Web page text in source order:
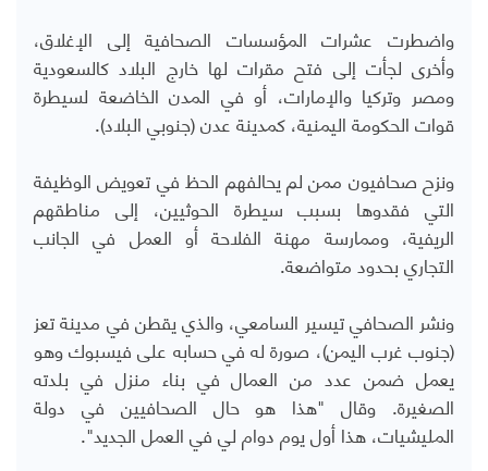
واضطرت عشرات المؤسسات الصحافية إلى الإغلاق،
وأخرى لجأت إلى فتح مقرات لها خارج البلاد كالسعودية
ومصر وتركيا والإمارات، أو في المدن الخاضعة لسيطرة
قوات الحكومة اليمنية، كمدينة عدن (جنوبي البلاد).
ونزح صحافيون ممن لم يحالفهم الحظ في تعويض الوظيفة
التي فقدوها بسبب سيطرة الحوثيين، إلى مناطقهم
الريفية، وممارسة مهنة الفلاحة أو العمل في الجانب
التجاري بحدود متواضعة.
ونشر الصحافي تيسير السامعي، والذي يقطن في مدينة تعز
(جنوب غرب اليمن)، صورة له في حسابه على فيسبوك وهو
يعمل ضمن عدد من العمال في بناء منزل في بلدته
الصغيرة. وقال "هذا هو حال الصحافيين في دولة
المليشيات، هذا أول يوم دوام لي في العمل الجديد".